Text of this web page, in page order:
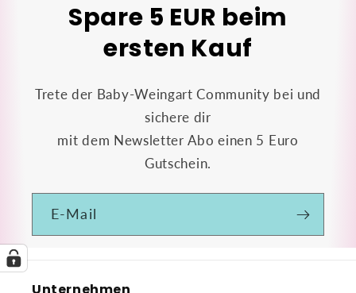
Spare 5 EUR beim
ersten Kauf
Trete der Baby-Weingart Community bei und
sichere dir
mit dem Newsletter Abo einen 5 Euro
Gutschein.
E-Mail